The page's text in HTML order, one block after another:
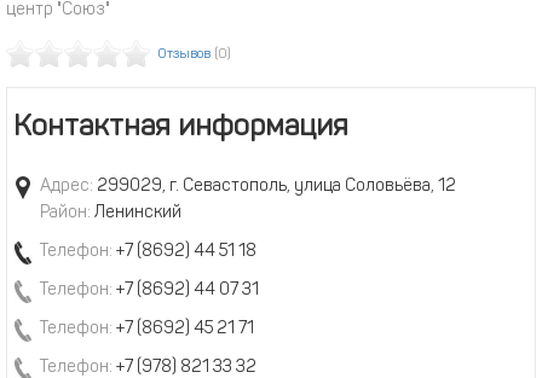
центр "Союз"
Отзывов (0)
Контактная информация
Адрес: 299029, г. Севастополь, улица Соловьёва, 12
Район: Ленинский
Телефон: +7 (8692) 44 51 18
Телефон: +7 (8692) 44 07 31
Телефон: +7 (8692) 45 21 71
Телефон: +7 (978) 821 33 32